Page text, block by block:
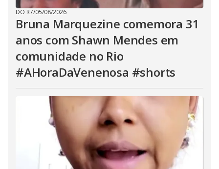
DO R7/05/08/2026
Bruna Marquezine comemora 31
anos com Shawn Mendes em
comunidade no Rio
#AHoraDaVenenosa #shorts